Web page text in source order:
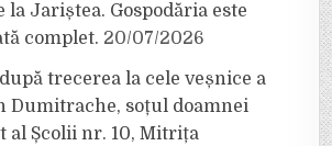
la Jariștea. Gospodăria este
complet. 20/07/2026
trecerea la cele veșnice a
Dumitrache, soțul doamnei
al Școlii nr. 10, Mitrița